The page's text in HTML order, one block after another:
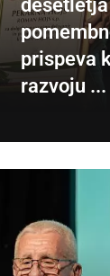
desetletja
prispeva k
razvoju ...